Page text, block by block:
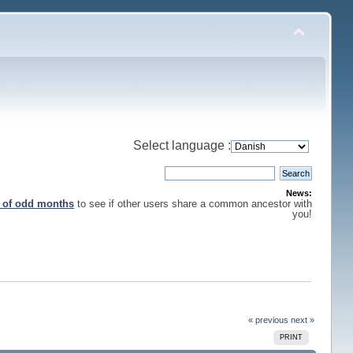
Select language :
News:
of odd months to see if other users share a common ancestor with
you!
« previous next »
PRINT